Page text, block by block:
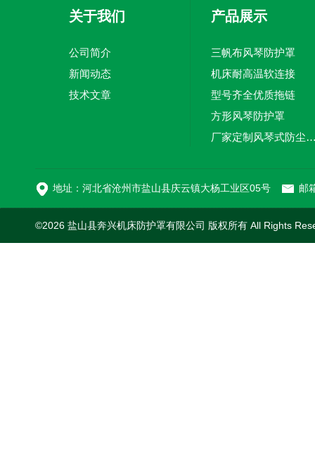
关于我们
公司简介
新闻动态
技术文章
产品展示
三帆布风琴防护罩
机床耐高温软连接
型号齐全优质拖链
方形风琴防护罩
厂家定制风琴式
地址：河北省沧州市盐山县庆云镇大杨工业区05号 邮
©2026 盐山县奔兴机床防护罩有限公司 版权所有 All Rights